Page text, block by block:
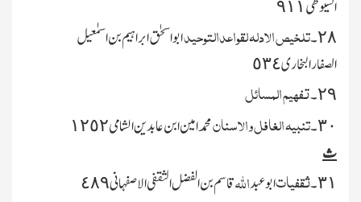
السیوطی ٩١١
٢٨۔ تلخیص الادلہ لقواعدالتوحیدابواسحٰق ابراہیم بن اسمٰعیل
الصفارالبخاری ٥٣٤
٢٩۔ تفہیم المسائل
٣٠۔ تنبیہ الغافل والاسنانمحمدامین ابن عابدین الشامی ١٢٥٢
ث
٣١۔ ثقفیاتابوعبداﷲقاسم بن الفضل الثقفی الاصفہانی ٤٨٩